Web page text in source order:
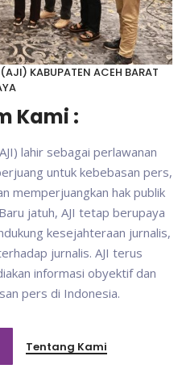
KABUPATEN ACEH BARAT
Kami :
lahir sebagai perlawanan
untuk kebebasan pers,
memperjuangkan hak publik
jatuh, AJI tetap berupaya
kesejahteraan jurnalis,
jurnalis. AJI terus
informasi obyektif dan
pers di Indonesia.
Tentang Kami